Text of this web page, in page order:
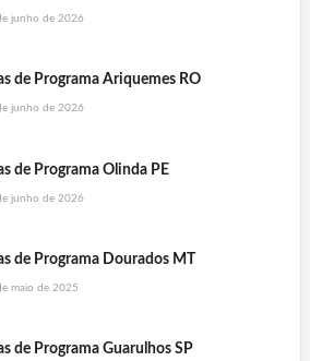
junho de 2026
de Programa Ariquemes RO
junho de 2026
de Programa Olinda PE
junho de 2026
de Programa Dourados MT
maio de 2025
de Programa Guarulhos SP